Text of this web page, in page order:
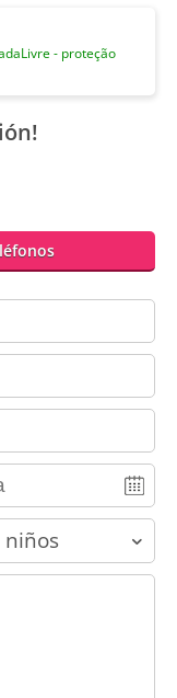
- proteção